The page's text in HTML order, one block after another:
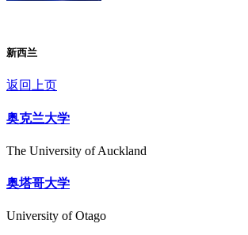
新西兰
返回上页
奥克兰大学
The University of Auckland
奥塔哥大学
University of Otago